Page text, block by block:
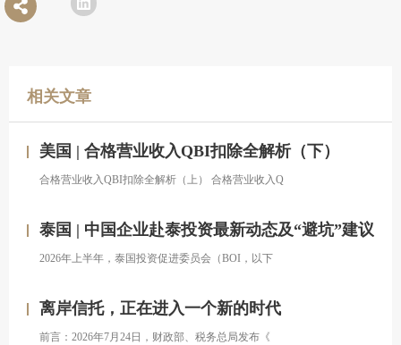
相关文章
美国 | 合格营业收入QBI扣除全解析（下）
合格营业收入QBI扣除全解析（上） 合格营业收入Q
泰国 | 中国企业赴泰投资最新动态及“避坑”建议
2026年上半年，泰国投资促进委员会（BOI，以下
离岸信托，正在进入一个新的时代
前言：2026年7月24日，财政部、税务总局发布《